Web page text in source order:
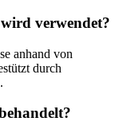
verwendet?
anhand von
durch